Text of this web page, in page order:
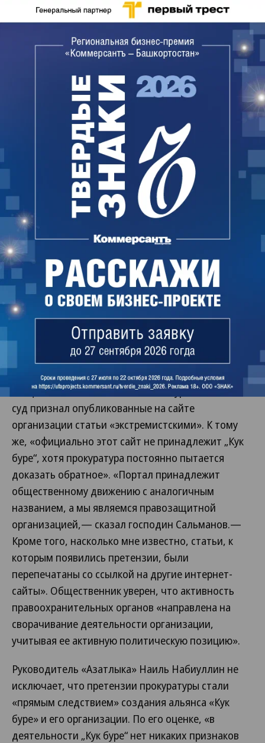
башкирского — «серые» или «небесные волки»)
существует с 2007 года. Источники
финансирования организация не раскрывает. В
избирательных кампаний активисты «Кук буре»
проводили митинги в защиту честных выборов. В
июне текущего года (см. „Ъ“ от 29 июня) движение
объявило о создании политического альянса с
казанской общественной организацией
«Азатлык». Активисты двух организаций
совместно выступили против переименования
должностей «президентов» республик.
Требование федерального центра об этом они
расценили как «антиконституционное» и
способствующее «созданию унитарного
государства».
Лидер «Кук буре» Азат Сальманов узнал о начале
доследственной проверки и решении суда от
корреспондента „Ъ“. «Мне ничего об этом не
известно. Никто не звонил, никуда не вызывали,
документов не запрашивали»,— сказал он.
Общественник заявил, что «не в курсе» также, что
суд признал опубликованные на сайте
организации статьи «экстремистскими». К тому
же, «официально этот сайт не принадлежит „Кук
буре“, хотя прокуратура постоянно пытается
доказать обратное». «Портал принадлежит
общественному движению с аналогичным
названием, а мы являемся правозащитной
организацией,— сказал господин Сальманов.—
Кроме того, насколько мне известно, статьи, к
которым появились претензии, были
перепечатаны со ссылкой на другие интернет-
сайты». Общественник уверен, что активность
правоохранительных органов «направлена на
сворачивание деятельности организации,
учитывая ее активную политическую позицию».
Руководитель «Азатлыка» Наиль Набиуллин не
исключает, что претензии прокуратуры стали
«прямым следствием» создания альянса «Кук
буре» и его организации. По его оценке, «в
деятельности „Кук буре“ нет никаких признаков